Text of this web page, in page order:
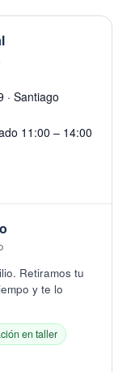
· Santiago
11:00 – 14:00
Retiramos tu
y te lo
en taller